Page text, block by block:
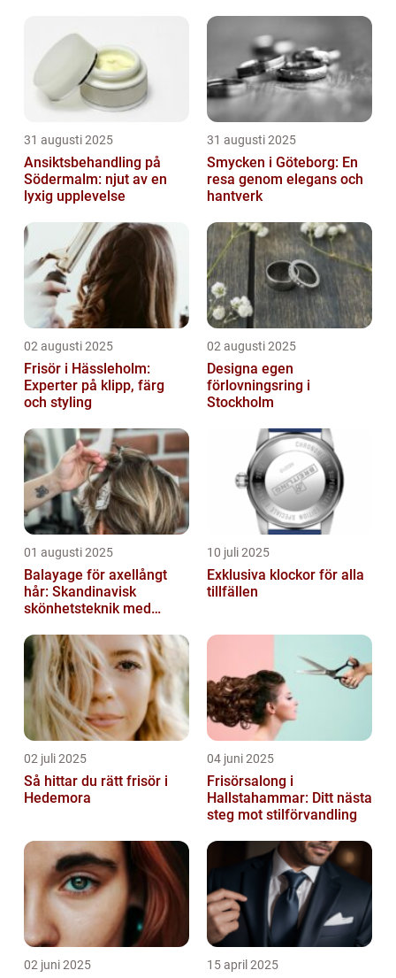
31 augusti 2025
Ansiktsbehandling på
Södermalm: njut av en
lyxig upplevelse
31 augusti 2025
Smycken i Göteborg: En
resa genom elegans och
hantverk
02 augusti 2025
Frisör i Hässleholm:
Experter på klipp, färg
och styling
02 augusti 2025
Designa egen
förlovningsring i
Stockholm
01 augusti 2025
Balayage för axellångt
hår: Skandinavisk
skönhetsteknik med
10 juli 2025
Exklusiva klockor för alla
tillfällen
02 juli 2025
Så hittar du rätt frisör i
Hedemora
04 juni 2025
Frisörsalong i
Hallstahammar: Ditt nästa
steg mot stilförvandling
02 juni 2025 15 april 2025